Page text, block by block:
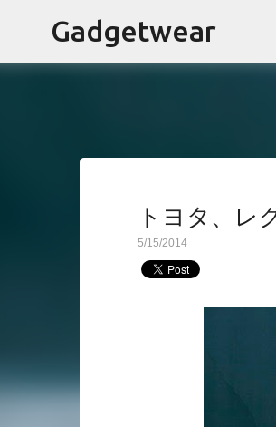
Gadgetwear
トヨタ、レ
5/15/2014